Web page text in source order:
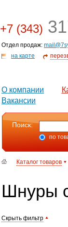
+7 (343)
Отдел продаж:
на карте
О компании
Вакансии
Поиск:
по
Каталог товаров
Шнуры
Скрыть фильтр